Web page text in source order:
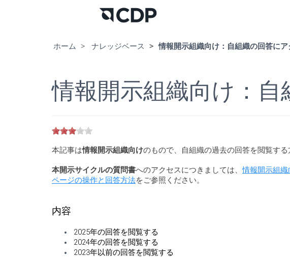
ホーム ナレッジベース 情報開示組織向け：自組織の回答に
情報開示組織向け：
本記事は情報開示組織向けのもので、自組織の過去の回答を閲覧する
本開示サイクルの質問書へのアクセスにつきましては、情報開示組
ページの操作と回答方法をご参照ください。
内容
2025年の回答を閲覧する
2024年の回答を閲覧する
2023年以前の回答を閲覧する